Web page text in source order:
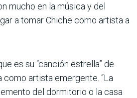
mucho en la música y del
a tomar Chiche como artista a
es su “canción estrella” de
artista emergente. “La
del dormitorio o la casa